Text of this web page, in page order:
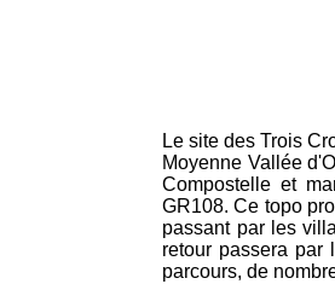
Le site des Trois
Moyenne Vallée
Compostelle et
GR108. Ce topo
passant par les
retour passera par
parcours, de